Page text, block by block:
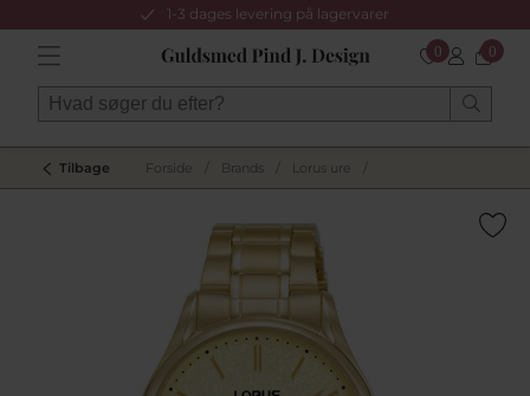
1-3 dages levering på lagervarer
0 0
Tilbage Forside Brands Lorus ure